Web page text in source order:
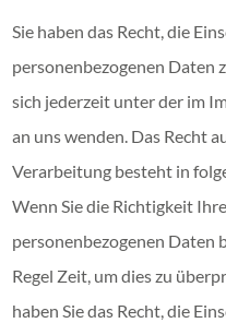
Sie haben das Recht, die
personenbezogenen Daten
sich jederzeit unter der im
an uns wenden. Das Recht
Verarbeitung besteht in
Wenn Sie die Richtigkeit
personenbezogenen Daten
Regel Zeit, um dies zu
haben Sie das Recht, die